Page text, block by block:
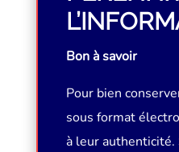
Bon à savoir
Pour bien
sous format
à leur authenticité.